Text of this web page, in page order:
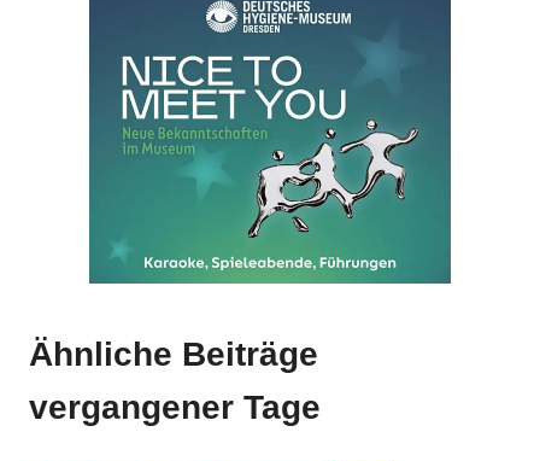
Anzeige
Anzeige
Ähnliche Beiträge
vergangener Tage